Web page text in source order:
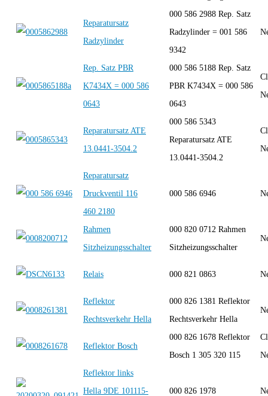
Reparatursatz
Radzylinder
000 586 2988 Rep. Satz
Radzylinder = 001 586
9342
Rep. Satz PBR
K7434X = 000 586
0643
000 586 5188 Rep. Satz
PBR K7434X = 000 586
0643
Reparatursatz ATE
13.0441-3504.2
000 586 5343
Reparatursatz ATE
13.0441-3504.2
Reparatursatz
Druckventil 116
460 2180
000 586 6946
Rahmen
Sitzheizungsschalter
000 820 0712 Rahmen
Sitzheizungsschalter
Relais 000 821 0863
Reflektor
Rechtsverkehr Hella
000 826 1381 Reflektor
Rechtsverkehr Hella
Reflektor Bosch
000 826 1678 Reflektor
Bosch 1 305 320 115
Reflektor links
Hella 9DE 101115-
000 826 1978